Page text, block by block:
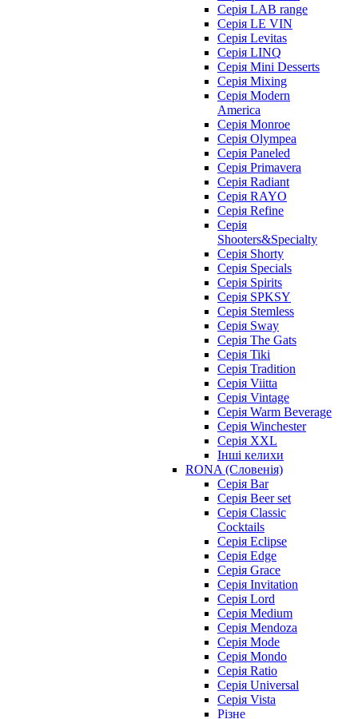
Серія LAB range
Серія LE VIN
Серія Levitas
Серія LINQ
Серія Mini Desserts
Серія Mixing
Серія Modern
America
Серія Monroe
Серія Olympea
Серія Paneled
Серія Primavera
Серія Radiant
Серія RAYO
Серія Refine
Серія
Shooters&Specialty
Серія Shorty
Серія Specials
Серія Spirits
Серія SPKSY
Серія Stemless
Серія Sway
Серія The Gats
Серія Tiki
Серія Tradition
Серія Viitta
Серія Vintage
Серія Warm Beverage
Серія Winchester
Серія XXL
Інші келихи
RONA (Словенія)
Серія Bar
Серія Beer set
Серія Classic
Cocktails
Серія Eclipse
Серія Edge
Серія Grace
Серія Invitation
Серія Lord
Серія Medium
Серія Mendoza
Серія Mode
Серія Mondo
Серія Ratio
Серія Universal
Серія Vista
Різне